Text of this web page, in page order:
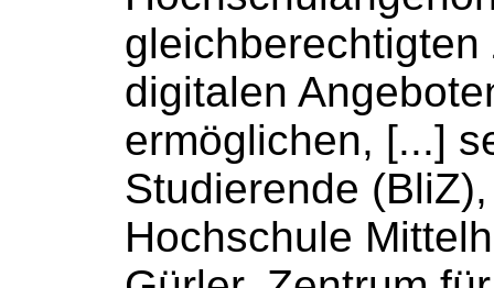
gleichberechtigten
digitalen
ermöglichen, [...]
Studierende
Hochschule